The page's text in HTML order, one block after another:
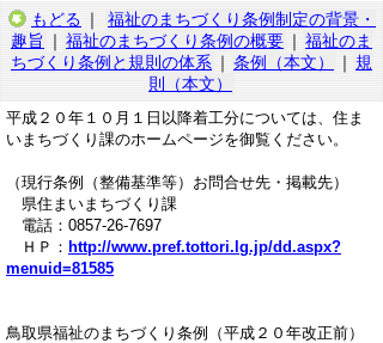
もどる ｜
福祉のまちづくり条例制定の背景・
趣旨
｜ 福祉のまちづくり条例の概要 ｜ 福祉のま
ちづくり条例と規則の体系 ｜ 条例（本文） ｜ 規
則（本文）
平成２０年１０月１日以降着工分については、住ま
いまちづくり課のホームページを御覧ください。
（現行条例（整備基準等）お問合せ先・掲載先）
県住まいまちづくり課
電話：0857-26-7697
ＨＰ： http://www.pref.tottori.lg.jp/dd.aspx?
menuid=81585
鳥取県福祉のまちづくり条例（平成２０年改正前）